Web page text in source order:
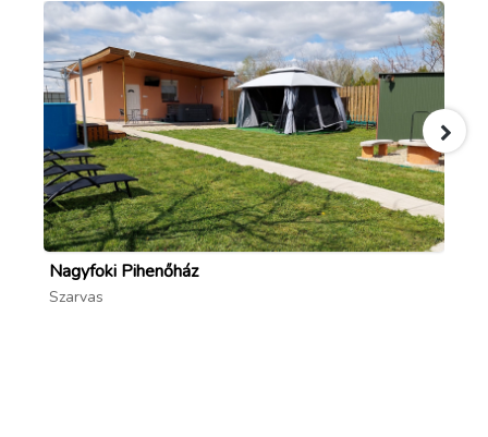
Nagyfoki Pihenőház
Szarvas